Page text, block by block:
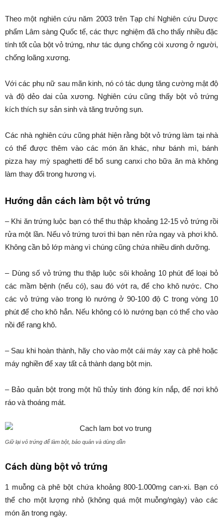
Theo một nghiên cứu năm 2003 trên Tạp chí Nghiên cứu Dược
phẩm Lâm sàng Quốc tế, các thực nghiệm đã cho thấy nhiều đặc
tính tốt của bột vỏ trứng, như tác dụng chống còi xương ở người,
chống loãng xương.
Với các phụ nữ sau mãn kinh, nó có tác dụng tăng cường mật độ
và độ dẻo dai của xương. Nghiên cứu cũng thấy bột vỏ trứng
kích thích sự sản sinh và tăng trưởng sụn.
Các nhà nghiên cứu cũng phát hiện rằng bột vỏ trứng làm tại nhà
có thể được thêm vào các món ăn khác, như bánh mì, bánh
pizza hay mỳ spaghetti để bổ sung canxi cho bữa ăn mà không
làm thay đổi trong hương vị.
Hướng dẫn cách làm bột vỏ trứng
– Khi ăn trứng luộc bạn có thể thu thập khoảng 12-15 vỏ trứng rồi
rửa một lần. Nếu vỏ trứng tươi thì bạn nên rửa ngay và phơi khô.
Không cần bỏ lớp màng vì chúng cũng chứa nhiều dinh dưỡng.
– Dùng số vỏ trứng thu thập luộc sôi khoảng 10 phút để loại bỏ
các mầm bệnh (nếu có), sau đó vớt ra, để cho khô nước. Cho
các vỏ trứng vào trong lò nướng ở 90-100 độ C trong vòng 10
phút để cho khô hẳn. Nếu không có lò nướng bạn có thể cho vào
nồi để rang khô.
– Sau khi hoàn thành, hãy cho vào một cái máy xay cà phê hoặc
máy nghiền để xay tất cả thành dạng bột mịn.
– Bảo quản bột trong một hũ thủy tinh đóng kín nắp, để nơi khô
ráo và thoáng mát.
Giữ lại vỏ trứng để làm bột, bảo quản và dùng dần
Cách dùng bột vỏ trứng
1 muỗng cà phê bột chứa khoảng 800-1.000mg can-xi. Bạn có
thể cho một lượng nhỏ (không quá một muỗng/ngày) vào các
món ăn trong ngày.